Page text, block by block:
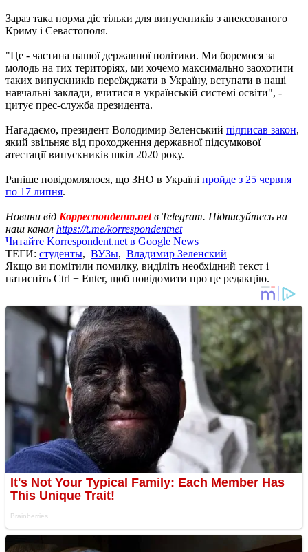
Зараз така норма діє тільки для випускників з анексованого
Криму і Севастополя.
"Це - частина нашої державної політики. Ми боремося за
молодь на тих територіях, ми хочемо максимально заохотити
таких випускників переїжджати в Україну, вступати в наші
навчальні заклади, вчитися в українській системі освіти", -
цитує прес-служба президента.
Нагадаємо, президент Володимир Зеленський підписав закон,
який звільняє від проходження державної підсумкової
атестації випускників шкіл 2020 року.
Раніше повідомлялося, що ЗНО в Україні пройде з 25 червня
по 17 липня.
Новини від Корреспондент.netв Telegram. Підписуйтесь на
наш канал https://t.me/korrespondentnet
Читайте Korrespondent.net в Google News
ТЕГИ: студенты, ВУЗы, Владимир Зеленский
Якщо ви помітили помилку, виділіть необхідний текст і
натисніть Ctrl + Enter, щоб повідомити про це редакцію.